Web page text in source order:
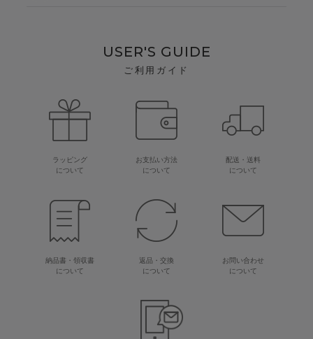
USER'S GUIDE
ご利用ガイド
ラッピング
について
お支払い方法
について
配送・送料
について
納品書・領収書
について
返品・交換
について
お問い合わせ
について